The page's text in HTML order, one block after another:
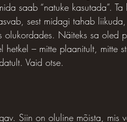
saab “natuke kasutada”.
sest midagi tahab
olukordades. Näiteks sa oled
hetkel – mitte plaanitult, mitte
Vaid otse.
Siin on oluline mõista, mis